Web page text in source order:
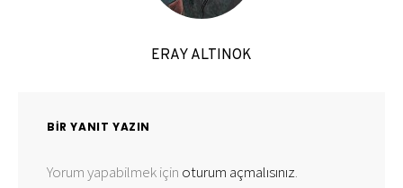
ERAY ALTINOK
BIR YANIT YAZIN
Yorum yapabilmek için oturum açmalısınız.